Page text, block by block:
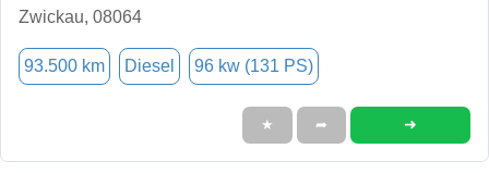
Zwickau, 08064
93.500 km Diesel 96 kw (131 PS)
★ ➦ ➜